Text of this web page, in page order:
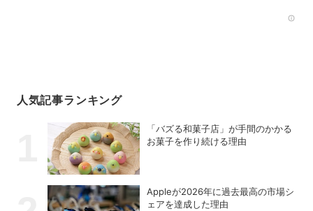
人気記事ランキング
「バズる和菓子店」が手間のかかる
お菓子を作り続ける理由
Appleが2026年に過去最⾼の市場シ
ェアを達成した理由